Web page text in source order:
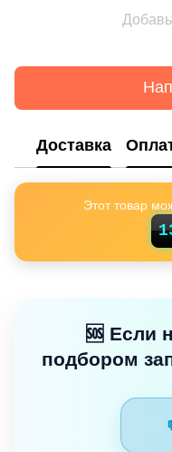
Доставка
Этот товар
🆘 Если
подбором